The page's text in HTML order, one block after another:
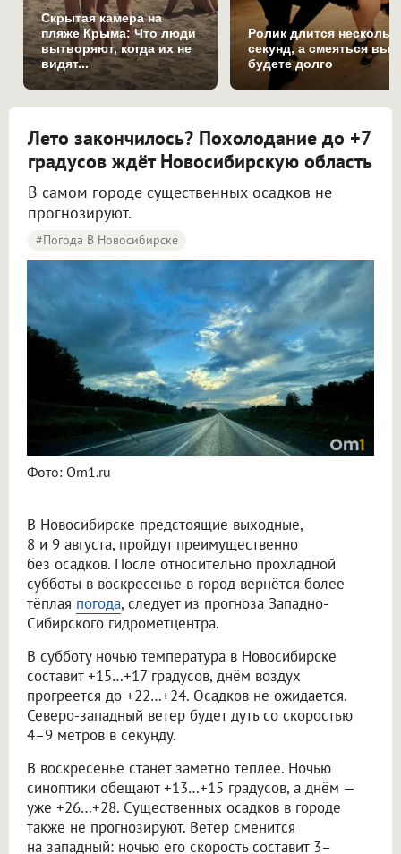
Скрытая камера на
пляже Крыма: Что люди
вытворяют, когда их не
видят...
Ролик длится
секунд, а смеяться вы
будете долго
Лето закончилось? Похолодание до +7
градусов ждёт Новосибирскую область
В самом городе существенных осадков не
прогнозируют.
#Погода В Новосибирске
Фото: Om1.ru
В Новосибирске предстоящие выходные,
8 и 9 августа, пройдут преимущественно
без осадков. После относительно прохладной
субботы в воскресенье в город вернётся более
тёплая погода, следует из прогноза Западно-
Сибирского гидрометцентра.
В субботу ночью температура в Новосибирске
составит +15…+17 градусов, днём воздух
прогреется до +22…+24. Осадков не ожидается.
Северо-западный ветер будет дуть со скоростью
4–9 метров в секунду.
В воскресенье станет заметно теплее. Ночью
синоптики обещают +13…+15 градусов, а днём —
уже +26…+28. Существенных осадков в городе
также не прогнозируют. Ветер сменится
на западный: ночью его скорость составит 3–